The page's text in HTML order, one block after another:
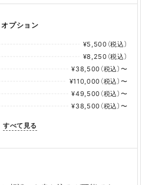
オプション
¥5,500（税込）
¥8,250（税込）
¥38,500（税込）〜
¥110,000（税込）〜
¥49,500（税込）〜
¥38,500（税込）〜
すべて見る